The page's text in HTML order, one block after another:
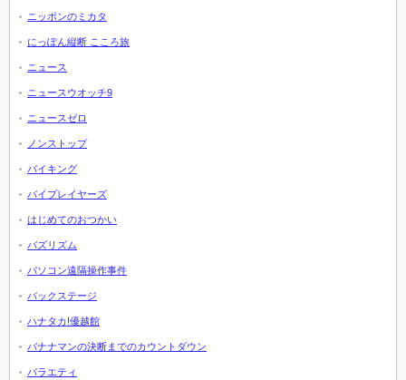
ニッポンのミカタ
にっぽん縦断 こころ旅
ニュース
ニュースウオッチ9
ニュースゼロ
ノンストップ
バイキング
バイプレイヤーズ
はじめてのおつかい
バズリズム
パソコン遠隔操作事件
バックステージ
ハナタカ!優越館
バナナマンの決断までのカウントダウン
バラエティ